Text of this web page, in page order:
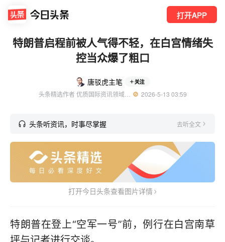
打开APP
特朗普启程前被人气得不轻，在白宫情绪失
控当众爆了粗口
唐驳虎主笔 关注
头条精选作者 优质国际资讯领域创作者
  2026-5-13 03:59
头条听资讯，时事尽掌握 去听全文
打开今日头条查看图片详情
特朗普在登上“空军一号”前，例行在白宫南草